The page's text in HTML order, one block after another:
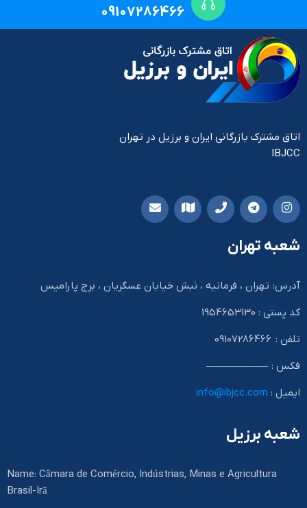
09107286466
اتاق مشترک بازرگانی ایران و برزیل در تهران
IBJCC
شعبه تهران
آدرس: تهران ، فرمانیه ، نبش خیابان عسگریان ، برج پارامیس
کد پستی : 1954653130
تلفن : 09107286466
فکس : ——————
ایمیل : info@ibjcc.com
شعبه برزیل
Name: Câmara de Comércio, Indústrias, Minas e Agricultura
Brasil-Irã